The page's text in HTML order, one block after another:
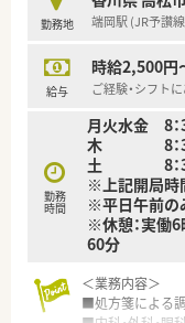
機の他にバーコ
す。
定が立てやすい
■研修講師や在
■薬剤師の人員
20～25枚程度に
余裕をもった人
使うことができ
＜こんな方にオ
■調剤業務をメ
■生活に密着し
■調剤業務と
勤務地 端岡駅 (JR予讃
給与
時給2,500円
ご経験・シフト
勤務
時間
月火水金 8：
木 8：30
土 8：30
※上記開局時
※平日午前の
※休憩：実働
60分
＜業務内容＞
■処方箋による